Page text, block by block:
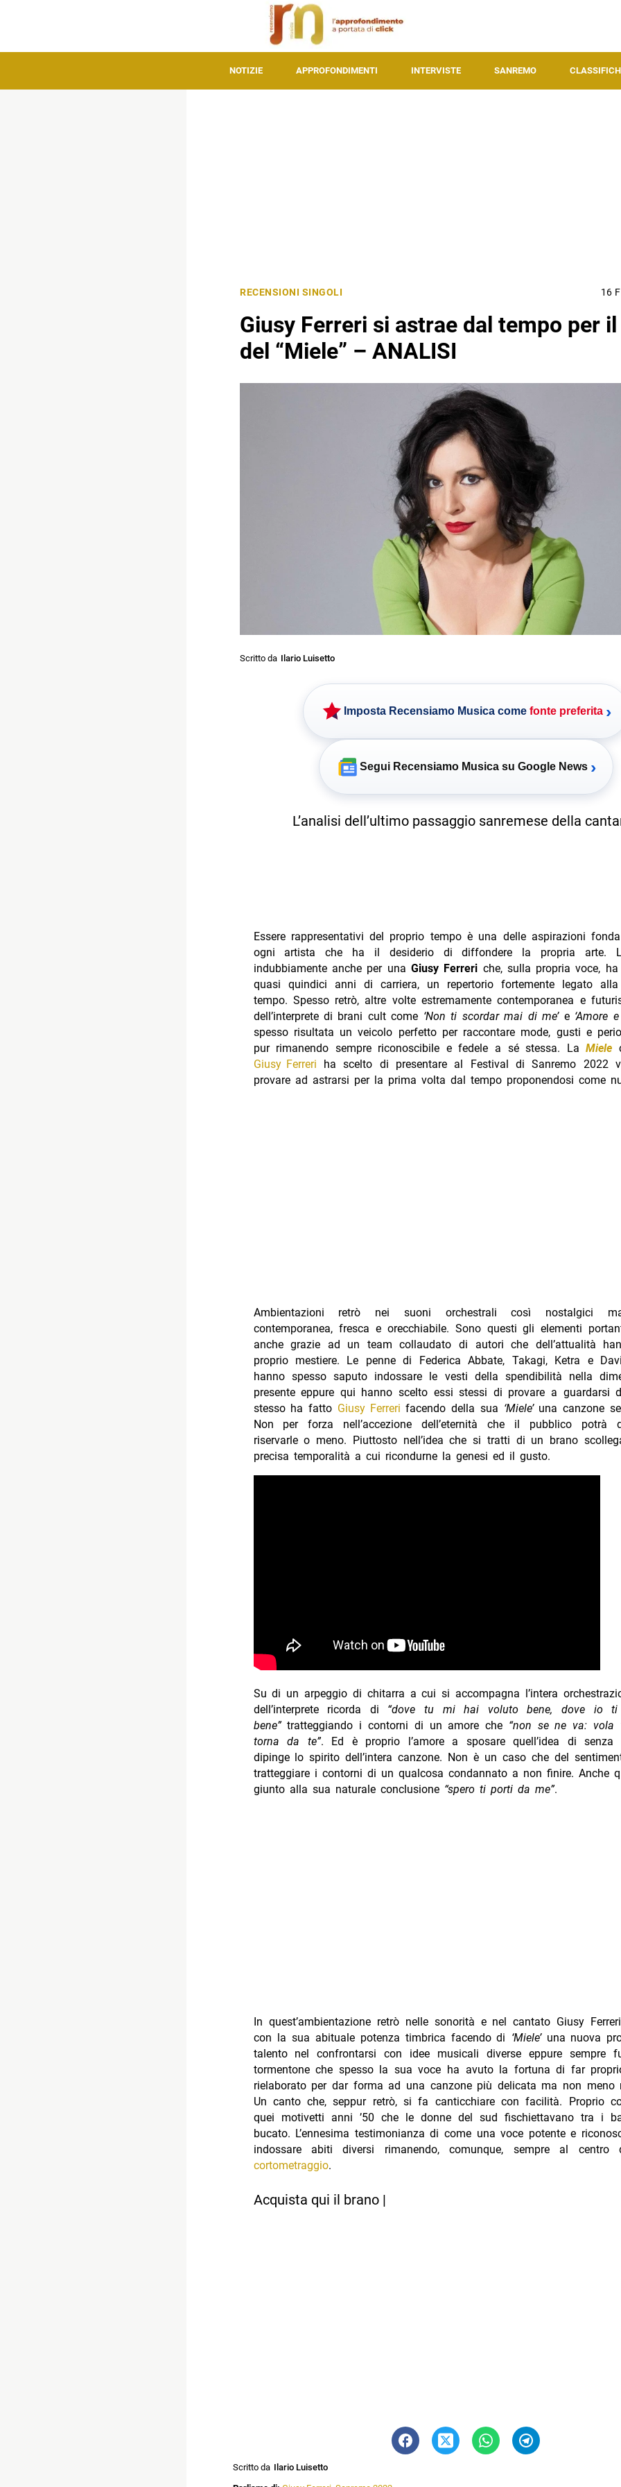
NOTIZIE APPROFONDIMENTI INTERVISTE SANREMO
RECENSIONI SINGOLI 16
Giusy Ferreri si astrae dal tempo per
del “Miele” – ANALISI
Scritto da Ilario Luisetto
Imposta Recensiamo Musica come fonte preferita ›
Segui Recensiamo Musica su Google News ›
L’analisi dell’ultimo passaggio sanremese della
Essere rappresentativi del proprio tempo è una delle aspirazioni
ogni artista che ha il desiderio di diffondere la propria arte.
indubbiamente anche per una Giusy Ferreri che, sulla propria voce,
quasi quindici anni di carriera, un repertorio fortemente legato
tempo. Spesso retrò, altre volte estremamente contemporanea e
dell’interprete di brani cult come ‘Non ti scordar mai di me’ e ‘Amore
spesso risultata un veicolo perfetto per raccontare mode, gusti e
pur rimanendo sempre riconoscibile e fedele a sé stessa. LaMiele
Giusy Ferreri ha scelto di presentare al Festival di Sanremo 2022
provare ad astrarsi per la prima volta dal tempo proponendosi come
Ambientazioni retrò nei suoni orchestrali così nostalgici
contemporanea, fresca e orecchiabile. Sono questi gli elementi
anche grazie ad un team collaudato di autori che dell’attualità
proprio mestiere. Le penne di Federica Abbate, Takagi, Ketra e
hanno spesso saputo indossare le vesti della spendibilità nella
presente eppure qui hanno scelto essi stessi di provare a guardarsi
stesso ha fatto Giusy Ferreri facendo della sua ‘Miele’ una canzone
Non per forza nell’accezione dell’eternità che il pubblico potrà
riservarle o meno. Piuttosto nell’idea che si tratti di un brano
precisa temporalità a cui ricondurne la genesi ed il gusto.
Su di un arpeggio di chitarra a cui si accompagna l’intera
dell’interprete ricorda di “dove tu mi hai voluto bene, dove io
bene”tratteggiando i contorni di un amore che “non se ne va:
torna da te”. Ed è proprio l’amore a sposare quell’idea di senza
dipinge lo spirito dell’intera canzone. Non è un caso che del
tratteggiare i contorni di un qualcosa condannato a non finire. Anche
giunto alla sua naturale conclusione “spero ti porti da me”.
In quest’ambientazione retrò nelle sonorità e nel cantato Giusy Ferreri
con la sua abituale potenza timbrica facendo di ‘Miele’ una nuova
talento nel confrontarsi con idee musicali diverse eppure sempre
tormentone che spesso la sua voce ha avuto la fortuna di far
rielaborato per dar forma ad una canzone più delicata ma non meno
Un canto che, seppur retrò, si fa canticchiare con facilità. Proprio
quei motivetti anni ’50 che le donne del sud fischiettavano tra i
bucato. L’ennesima testimonianza di come una voce potente e
indossare abiti diversi rimanendo, comunque, sempre al centro
cortometraggio.
Acquista qui il brano |
Scritto da Ilario Luisetto